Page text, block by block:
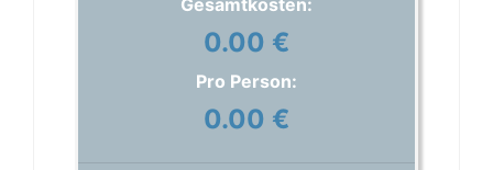
Gesamtkosten:
0.00 €
Pro Person:
0.00 €